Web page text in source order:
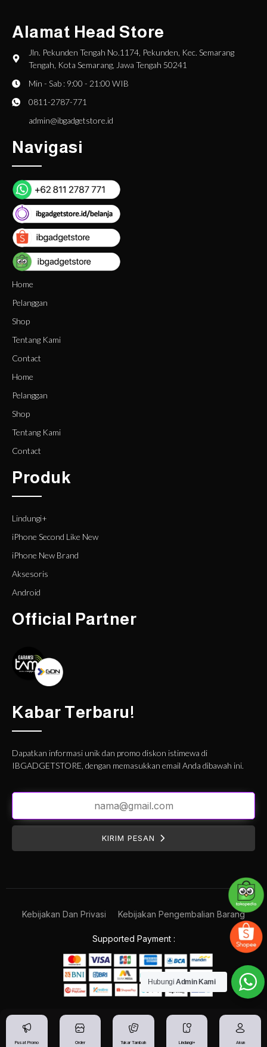
Alamat Head Store
Jln. Pekunden Tengah No.1174, Pekunden, Kec. Semarang
Tengah, Kota Semarang, Jawa Tengah 50241
Min - Sab : 9:00 - 21:00 WIB
0811-2787-771
admin@ibgadgetstore.id
Navigasi
Home
Pelanggan
Shop
Tentang Kami
Contact
Home
Pelanggan
Shop
Tentang Kami
Contact
Produk
Lindungi+
iPhone Second Like New
iPhone New Brand
Aksesoris
Android
Official Partner
Kabar Terbaru!
Dapatkan informasi unik dan promo diskon istimewa di
IBGADGETSTORE, dengan memasukkan email Anda dibawah ini.
KIRIM PESAN
Supported Payment :
Kebijakan Dan Privasi Kebijakan Pengembalian Barang
Pusat Promo Order Tukar Tambah Lindungi+ Akun
Hubungi Admin Kami